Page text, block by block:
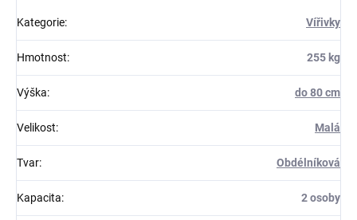
Kategorie: Vířivky
Hmotnost: 255 kg
Výška: do 80 cm
Velikost: Malá
Tvar: Obdélníková
Kapacita: 2 osoby